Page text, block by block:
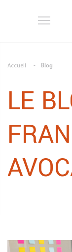
Accueil Blog
LE